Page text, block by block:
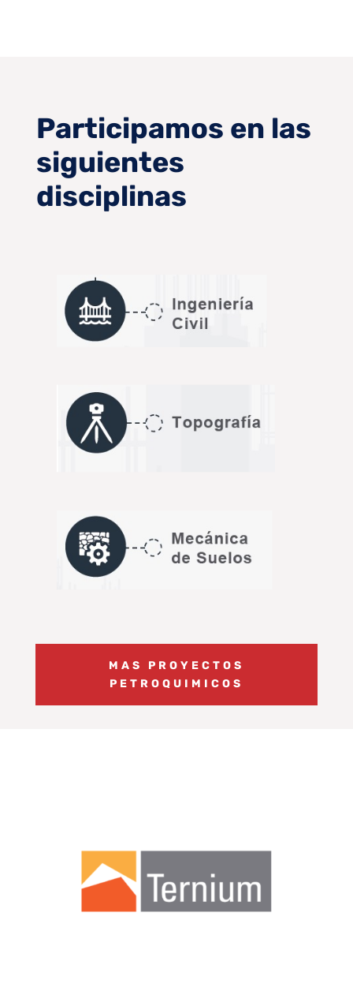
Participamos en las
siguientes
disciplinas
MAS PROYECTOS
PETROQUIMICOS